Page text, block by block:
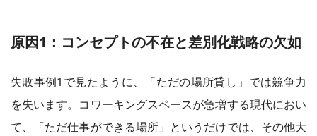
原因1：コンセプトの不在と差別化戦略の欠如
失敗事例1で見たように、「ただの場所貸し」では競争力
を失います。コワーキングスペースが急増する現代におい
て、「ただ仕事ができる場所」というだけでは、その他大